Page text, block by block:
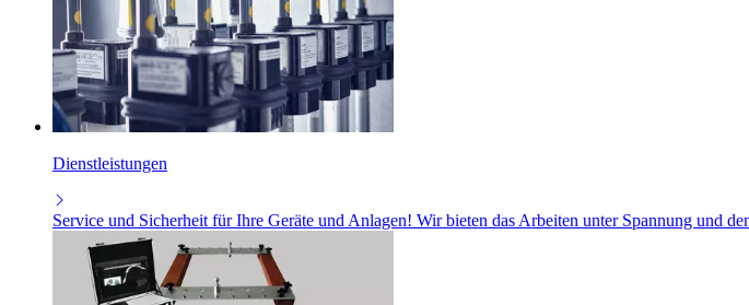
Dienstleistungen
Service und Sicherheit für Ihre Geräte und Anlagen! Wir bieten das Arbeiten unter Spannung und